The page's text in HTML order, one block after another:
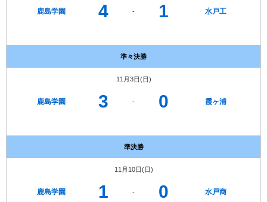
鹿島学園 4 - 1 水戸工
準々決勝
11月3日(日)
鹿島学園 3 - 0 霞ヶ浦
準決勝
11月10日(日)
鹿島学園 1 - 0 水戸商